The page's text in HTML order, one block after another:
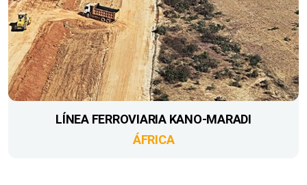
LÍNEA FERROVIARIA KANO-MARADI
ÁFRICA